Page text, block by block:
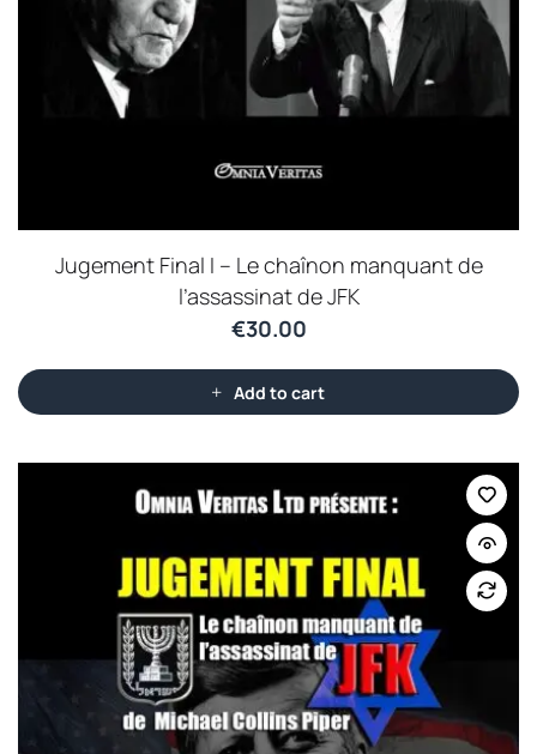
Jugement Final I – Le chaînon manquant de
l’assassinat de JFK
€30.00
Add to cart